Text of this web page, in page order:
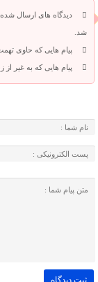
دیدگاه های ارسال
شد.
پیام هایی که حاوی
پیام هایی که به غیر